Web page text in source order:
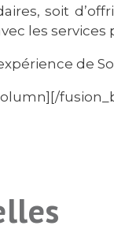
soit
les services
de